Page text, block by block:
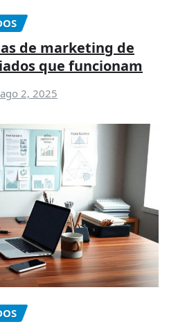
de marketing de
que funcionam
ago 2, 2025